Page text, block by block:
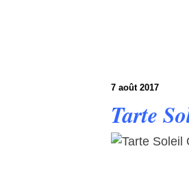
7 août 2017
Tarte